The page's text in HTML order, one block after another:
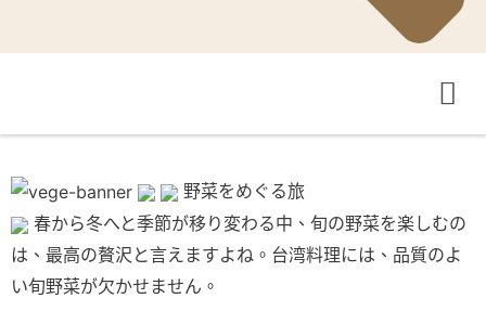
野菜をめぐる旅
春から冬へと季節が移り変わる中、旬の野菜を楽しむの
は、最高の贅沢と言えますよね。台湾料理には、品質のよ
い旬野菜が欠かせません。